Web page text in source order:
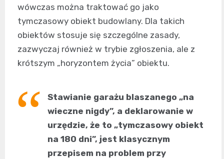
wówczas można traktować go jako
tymczasowy obiekt budowlany. Dla takich
obiektów stosuje się szczególne zasady,
zazwyczaj również w trybie zgłoszenia, ale z
krótszym „horyzontem życia” obiektu.
Stawianie garażu blaszanego „na
wieczne nigdy”, a deklarowanie w
urzędzie, że to „tymczasowy obiekt
na 180 dni”, jest klasycznym
przepisem na problem przy